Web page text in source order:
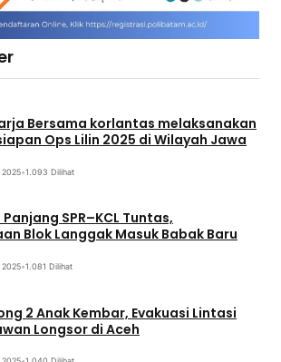
Bersama korlantas melaksanakan
Ops Lilin 2025 di Wilayah Jawa
2025•1.093 Dilihat
SPR–KCL Tuntas,
Blok Langgak Masuk Babak Baru
2025•1.081 Dilihat
2 Anak Kembar, Evakuasi Lintasi
Longsor di Aceh